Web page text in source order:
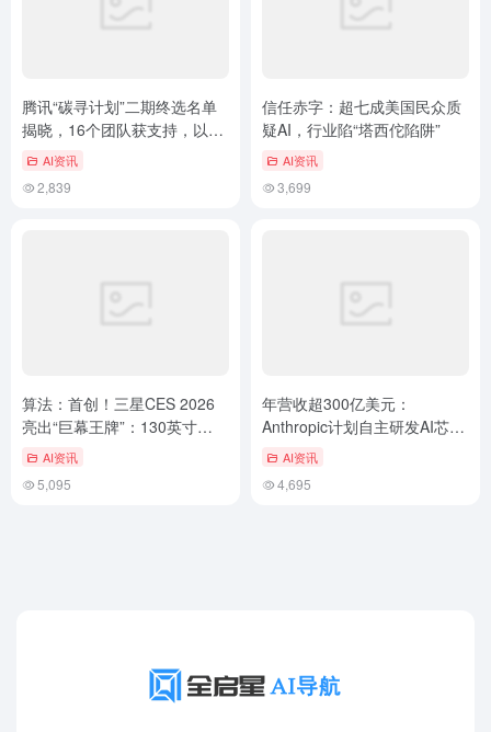
腾讯“碳寻计划”二期终选名单
揭晓，16个团队获支持，以全
球方案应对全球挑战
AI资讯
2,839
信任赤字：超七成美国民众质
疑AI，行业陷“塔西佗陷阱”
AI资讯
3,699
算法：首创！三星CES 2026
亮出“巨幕王牌”：130英寸
Micro RGB电视R95H，以A…
AI资讯
5,095
年营收超300亿美元：
Anthropic计划自主研发AI芯片
以解决算力约束
AI资讯
4,695